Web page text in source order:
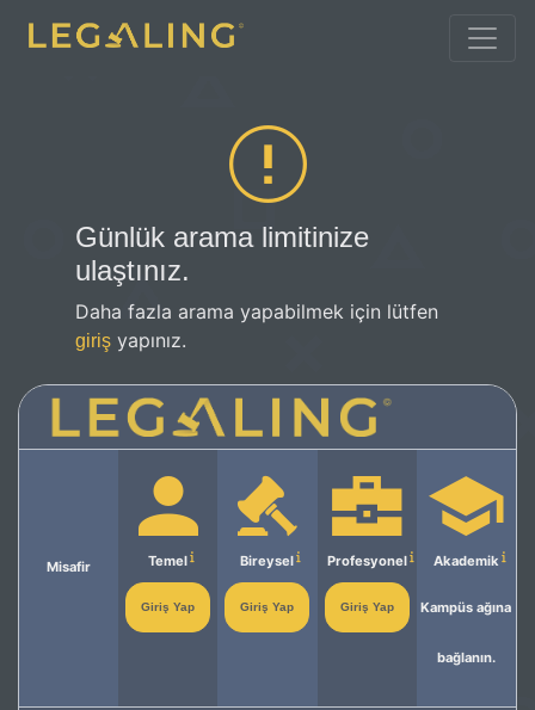
Günlük arama limitinize
ulaştınız.
Daha fazla arama yapabilmek için lütfen
giriş yapınız.
Misafir Temel
Giriş Yap
Bireysel
Giriş Yap
Profesyonel
Giriş Yap
Akademik
Kampüs ağına
bağlanın.